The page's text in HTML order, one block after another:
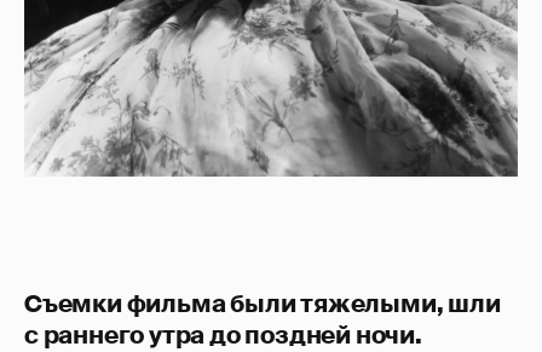
Съемки фильма были тяжелыми, шли
с раннего утра до поздней ночи.